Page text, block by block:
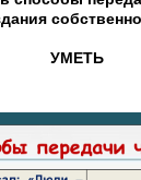
УМЕТЬ